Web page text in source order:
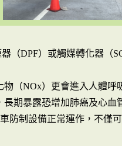
（DPF）或觸媒轉化器（
（NOx）更會進入人體呼
期暴露恐增加肺癌及心血
防制設備正常運作，不僅